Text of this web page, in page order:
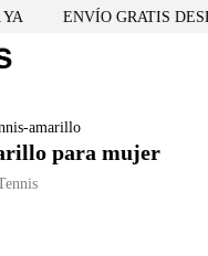
ENVÍO GRATIS
para mujer